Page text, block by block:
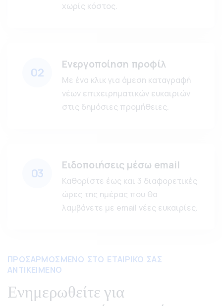
χωρίς κόστος.
02
Ενεργοποίηση προφίλ
Με ένα κλικ για άμεση καταγραφή
νέων επιχειρηματικών ευκαιριών
στις δημόσιες προμήθειες.
03
Ειδοποιήσεις μέσω email
Καθορίστε έως και 3 διαφορετικές
ώρες της ημέρας που θα
λαμβάνετε με email νέες ευκαιρίες.
ΠΡΟΣΑΡΜΟΣΜΕΝΟ ΣΤΟ ΕΤΑΙΡΙΚΟ ΣΑΣ
ΑΝΤΙΚΕΙΜΕΝΟ
Ενημερωθείτε για